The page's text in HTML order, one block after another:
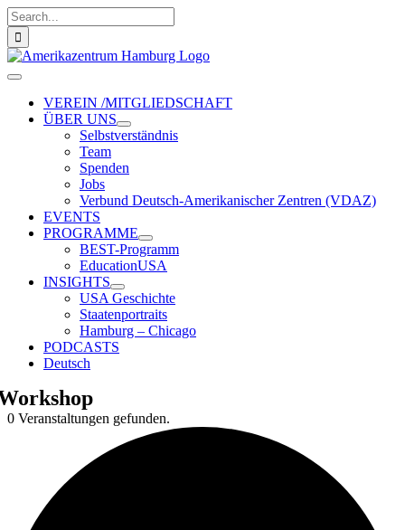
Zum
Inhalt
springen
Suche
nach:
Toggle
NavigationVEREIN /MITGLIEDSCHAFT
ÜBER UNS
Selbstverständnis
Team
Spenden
Jobs
Verbund Deutsch-Amerikanischer Zentren (VDAZ)
EVENTS
PROGRAMME
BEST-Programm
EducationUSA
INSIGHTS
USA Geschichte
Staatenportraits
Hamburg – Chicago
PODCASTS
Deutsch
0 Veranstaltungen gefunden.